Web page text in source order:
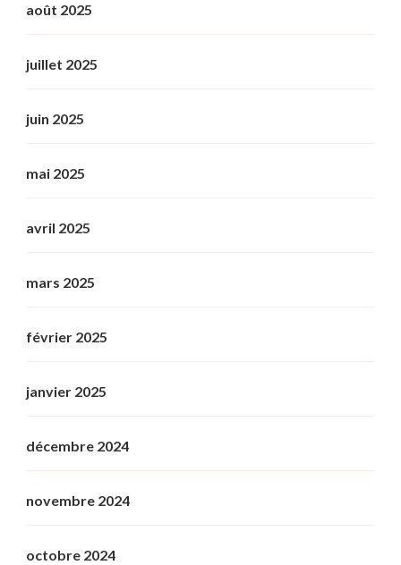
août 2025
juillet 2025
juin 2025
mai 2025
avril 2025
mars 2025
février 2025
janvier 2025
décembre 2024
novembre 2024
octobre 2024